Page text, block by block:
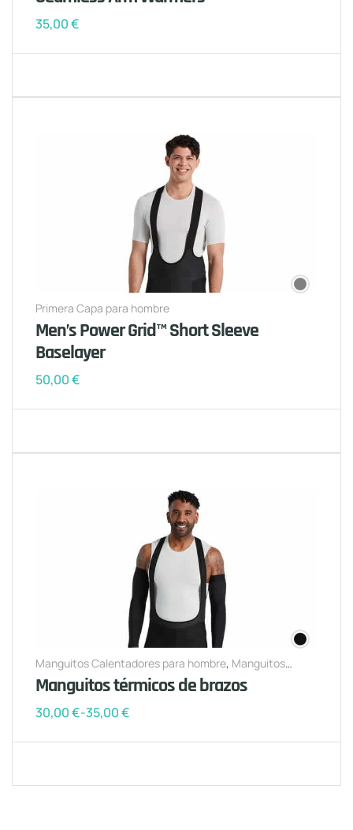
35,00€
Primera Capa para hombre
Men’s Power Grid™ Short Sleeve
Baselayer
50,00€
Manguitos Calentadores para hombre, Manguitos
Calentadores para mujer
Manguitos térmicos de brazos
30,00€-35,00€